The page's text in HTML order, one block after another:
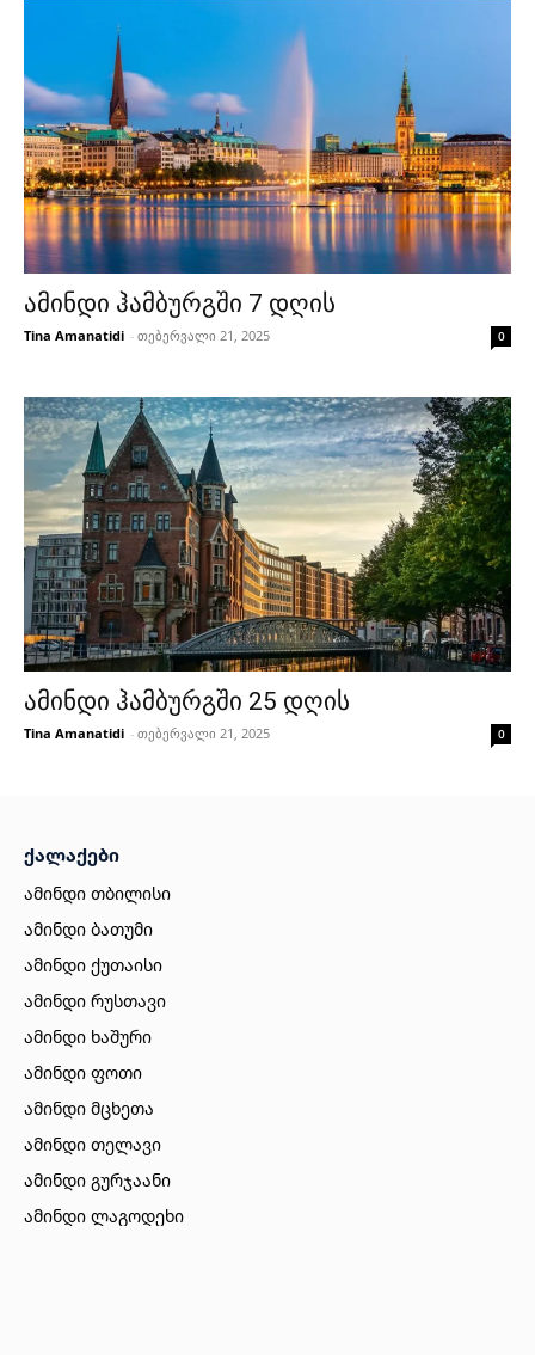
ამინდი ჰამბურგში 7 დღის
Tina Amanatidi - თებერვალი 21, 2025 0
ამინდი ჰამბურგში 25 დღის
Tina Amanatidi - თებერვალი 21, 2025 0
ქალაქები
ამინდი თბილისი
ამინდი ბათუმი
ამინდი ქუთაისი
ამინდი რუსთავი
ამინდი ხაშური
ამინდი ფოთი
ამინდი მცხეთა
ამინდი თელავი
ამინდი გურჯაანი
ამინდი ლაგოდეხი